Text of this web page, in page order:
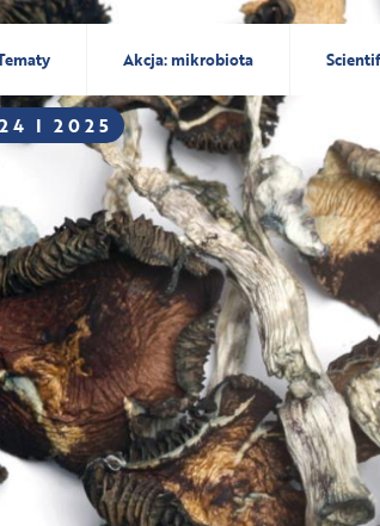
I 2025
Akcja: mikrobiota